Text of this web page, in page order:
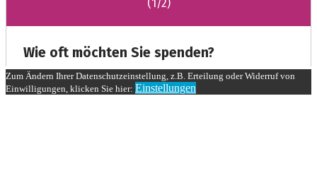
Zum Ändern Ihrer Datenschutzeinstellung, z.B. Erteilung oder Widerruf von
Einwilligungen, klicken Sie hier: Einstellungen